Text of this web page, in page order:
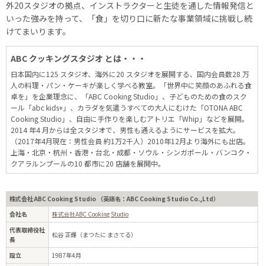
外20スタジオの拠点、インストラクターと生徒を通した情報発信と
いった強みを持って、「食」を切り口に新たな事業領域に挑戦し続
けてまいります。
ABC クッキングスタジオ とは・・・
日本国内に125 スタジオ、海外に20 スタジオを展開する、国内会員数28 万
人の料理・パン・ケーキが楽しく学べる教室。「世界中に笑顔のあふれる食
卓を」を企業理念に、「ABC Cooking Studio」、子どものための食のスク
ール「abc kids+」、カラダを気遣うすべての大人にむけた「OTONA ABC
Cooking Studio」、自由に手作りを楽しむアトリエ「Whip」などを展開。
2014 年4 月からは全スタジオで、男性も通えるようにサービスを拡大。
（2017年4月現在：男性会員 約1万2千人）2010年12月より海外にも出店。
上海・北京・杭州・香港・台北・成都・ソウル・シンガポール・バンコク・
クアラルンプールの10 都市に20 店舗を展開中。
株式会社 ABC Cooking Studio （英語名：ABC Cooking Studio Co.,Ltd）
会社名
株式会社ABC Cooking Studio
代表取締役社
長
松谷 正輝（まつたに まさてる）
設立
1987年4月